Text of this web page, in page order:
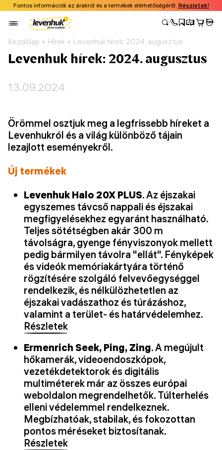
Fontos információk az árakról és a termékek elérhetőségéről. Részletek!
Kezdőlap Hírek Levenhuk hírek: 2024. augusztus
Levenhuk hírek: 2024. augusztus
13.09.2024
Örömmel osztjuk meg a legfrissebb híreket a
Levenhukról és a világ különböző tájain
lezajlott eseményekről.
Új termékek
Levenhuk Halo 20X PLUS. Az éjszakai
egyszemes távcső nappali és éjszakai
megfigyelésekhez egyaránt használható.
Teljes sötétségben akár 300 m
távolságra, gyenge fényviszonyok mellett
pedig bármilyen távolra "ellát". Fényképek
és videók memóriakártyára történő
rögzítésére szolgáló felvevőegységgel
rendelkezik, és nélkülözhetetlen az
éjszakai vadászathoz és túrázáshoz,
valamint a terület- és határvédelemhez.
Részletek
Ermenrich Seek, Ping, Zing. A megújult
hőkamerák, videoendoszkópok,
vezetékdetektorok és digitális
multiméterek már az összes európai
weboldalon megrendelhetők. Túlterhelés
elleni védelemmel rendelkeznek.
Megbízhatóak, stabilak, és fokozottan
pontos méréseket biztosítanak.
Részletek